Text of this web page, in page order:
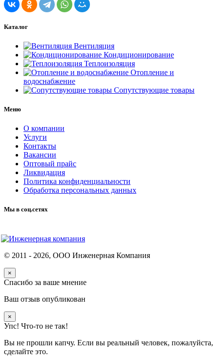
Каталог
Вентиляция
Кондиционирование
Теплоизоляция
Отопление и
водоснабжение
Сопутствующие товары
Меню
О компании
Услуги
Контакты
Вакансии
Оптовый прайс
Ликвидация
Политика конфиденциальности
Обработка персональных данных
Мы в соц.сетях
© 2011 - 2026, ООО Инженерная Компания
×
Спасибо за ваше мнение
Ваш отзыв опубликован
×
Упс! Что-то не так!
Вы не прошли капчу. Если вы реальный человек, пожалуйста,
сделайте это.